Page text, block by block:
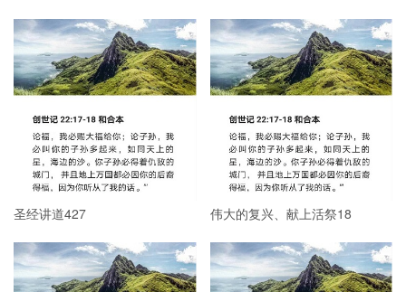
圣经讲道427 伟大的复兴、献上活祭18